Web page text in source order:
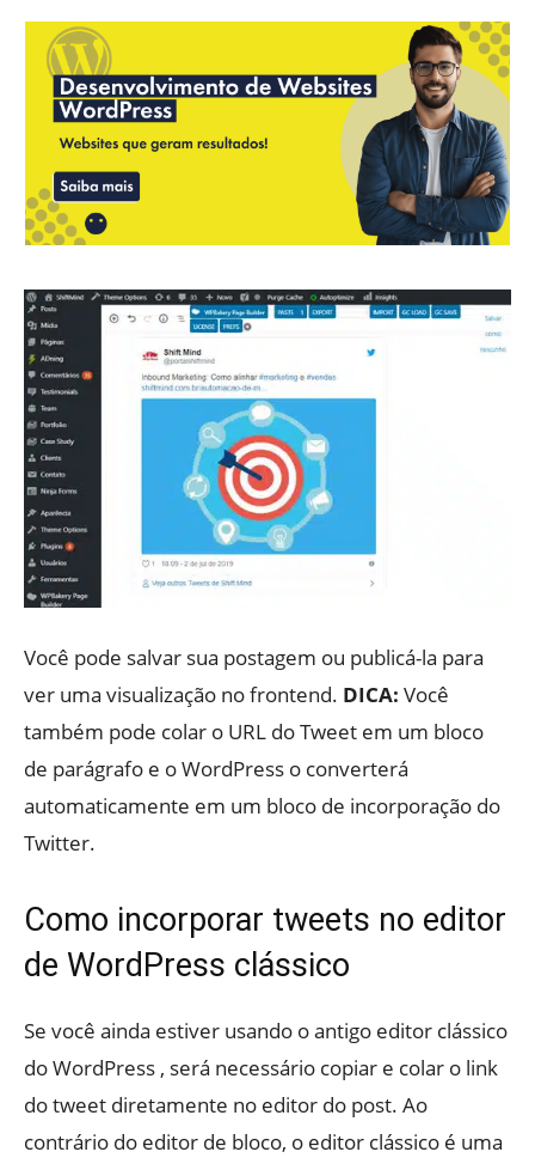
Você pode salvar sua postagem ou publicá-la para
ver uma visualização no frontend. DICA: Você
também pode colar o URL do Tweet em um bloco
de parágrafo e o WordPress o converterá
automaticamente em um bloco de incorporação do
Twitter.
Como incorporar tweets no editor
de WordPress clássico
Se você ainda estiver usando o antigo editor clássico
do WordPress , será necessário copiar e colar o link
do tweet diretamente no editor do post. Ao
contrário do editor de bloco, o editor clássico é uma